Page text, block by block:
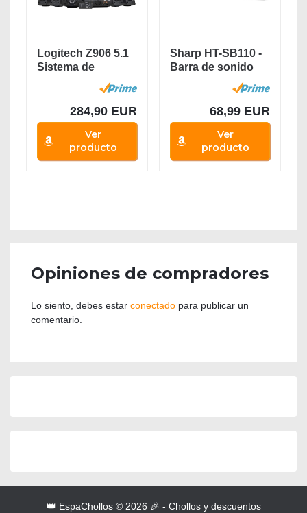
Logitech Z906 5.1
Sistema de
284,90 EUR
Ver
producto
Sharp HT-SB110 -
Barra de sonido
cine en casa...
68,99 EUR
Ver
producto
Opiniones de compradores
Lo siento, debes estar conectado para publicar un
comentario.
👑 EspaChollos © 2026 🎉 - Chollos y descuentos